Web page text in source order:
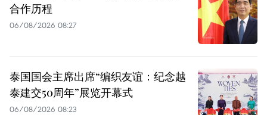
合作历程
06/08/2026 08:27
泰国国会主席出席“编织友谊：纪念越
泰建交50周年”展览开幕式
06/08/2026 08:23